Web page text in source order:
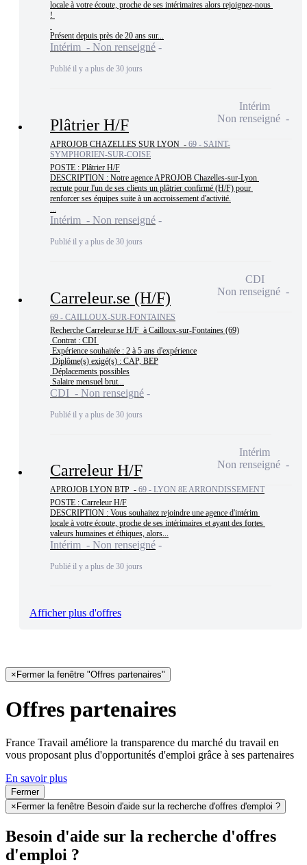
locale à votre écoute, proche de ses intérimaires alors rejoignez-nous
!
Présent depuis près de 20 ans sur...
Intérim - Non renseigné
Publié il y a plus de 30 jours
Plâtrier H/F
APROJOB CHAZELLES SUR LYON - 69 - SAINT-
SYMPHORIEN-SUR-COISE
POSTE : Plâtrier H/F
DESCRIPTION : Notre agence APROJOB Chazelles-sur-Lyon
recrute pour l'un de ses clients un plâtrier confirmé (H/F) pour
renforcer ses équipes suite à un accroissement d'activité.
Intérim - Non renseigné
Publié il y a plus de 30 jours
Intérim
Non renseigné
Carreleur.se (H/F)
69 - CAILLOUX-SUR-FONTAINES
Recherche Carreleur.se H/F  à Cailloux-sur-Fontaines (69)
Salaire mensuel brut...
CDI - Non renseigné
Publié il y a plus de 30 jours
CDI
Non renseigné
Carreleur H/F
APROJOB LYON BTP - 69 - LYON 8E ARRONDISSEMENT
POSTE : Carreleur H/F
DESCRIPTION : Vous souhaitez rejoindre une agence d'intérim
locale à votre écoute, proche de ses intérimaires et ayant des fortes
valeurs humaines et éthiques, alors...
Intérim - Non renseigné
Publié il y a plus de 30 jours
Intérim
Non renseigné
Afficher plus d'offres
× Fermer la fenêtre "Offres partenaires"
Offres partenaires
France Travail améliore la transparence du marché du travail en
vous proposant plus d'opportunités d'emploi grâce à ses partenaires
En savoir plus
Fermer
× Fermer la fenêtre Besoin d'aide sur la recherche d'offres d'emploi ?
Besoin d'aide sur la recherche d'offres
d'emploi ?